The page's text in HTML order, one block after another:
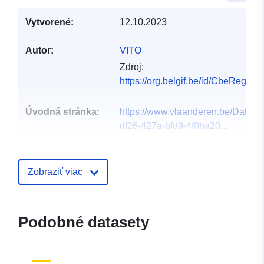
Vytvorené: 12.10.2023
Autor:
VITO
Zdroj:
https://org.belgif.be/id/
Úvodná stránka:
https://www.vlaanderen.be/
df26-427a-bfd9-4f0ba20...
Vydavateľ:
Kontaktné
Vlaamse overheid, Departement
Zobraziť viac
Podobné datasety